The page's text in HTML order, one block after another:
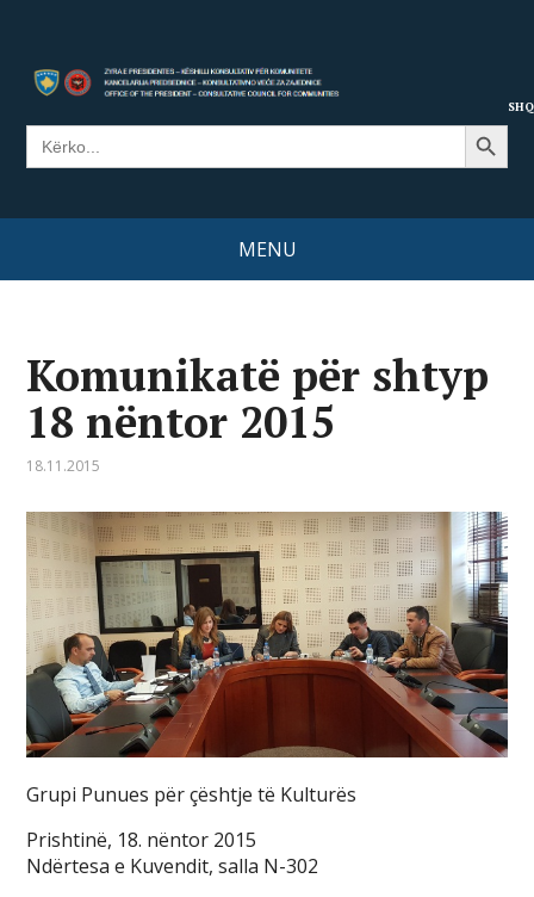
Search
for:
Search Button
MENU
Komunikatë për shtyp
18 nëntor 2015
18.11.2015
Grupi Punues për çështje të Kulturës
Prishtinë, 18. nëntor 2015
Ndërtesa e Kuvendit, salla N-302